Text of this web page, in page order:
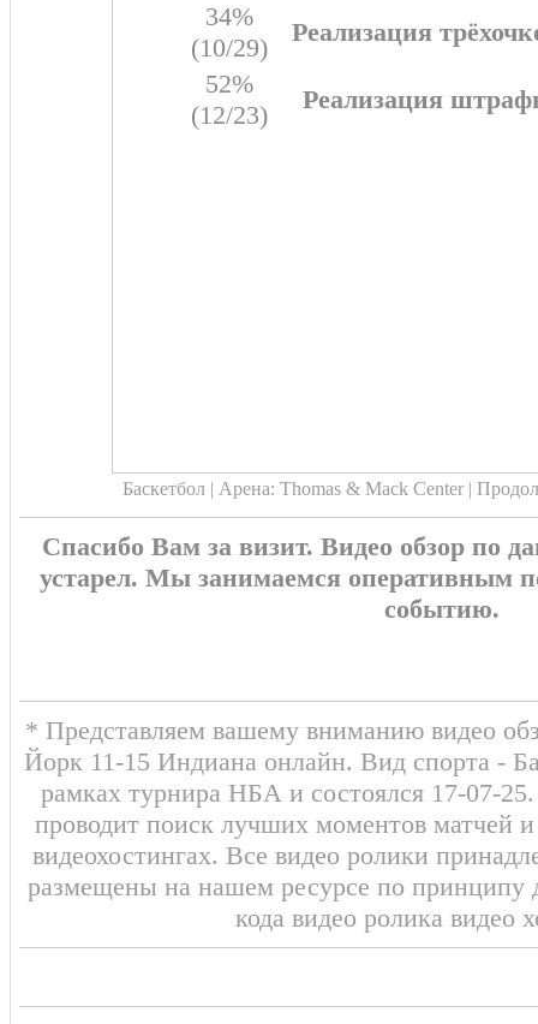
34%
(10/29)
Реализация
52%
(12/23)
Реализация
Баскетбол | Арена: Thomas & Mack Center |
Спасибо Вам за визит. Видео обзор по
устарел. Мы занимаемся оперативным
событию.
* Представляем вашему вниманию видео
Йорк 11-15 Индиана онлайн. Вид спорта -
рамках турнира НБА и состоялся 17-07-
проводит поиск лучших моментов матчей
видеохостингах. Все видео ролики
размещены на нашем ресурсе по принципу
кода видео ролика видео